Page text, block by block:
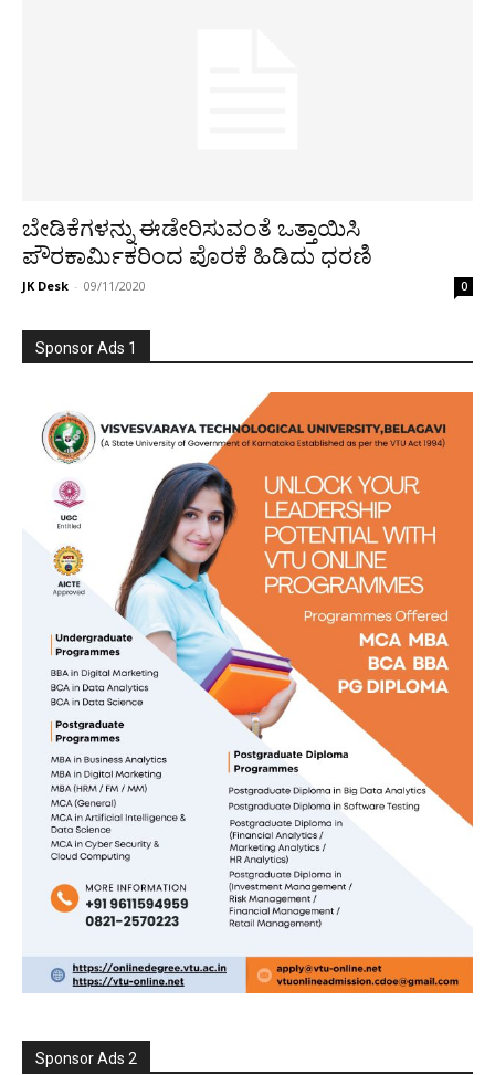
ಬೇಡಿಕೆಗಳನ್ನು ಈಡೇರಿಸುವಂತೆ ಒತ್ತಾಯಿಸಿ
ಪೌರಕಾರ್ಮಿಕರಿಂದ ಪೊರಕೆ ಹಿಡಿದು ಧರಣಿ
JK Desk - 09/11/2020 0
Sponsor Ads 1
Sponsor Ads 2